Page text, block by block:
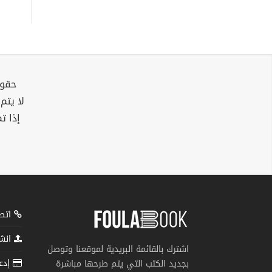
لا
إذا
اشترك بالقائمة البريدية لموقعنا وتوصل
بجديد الكتب التي يتم طرحها مباشرة